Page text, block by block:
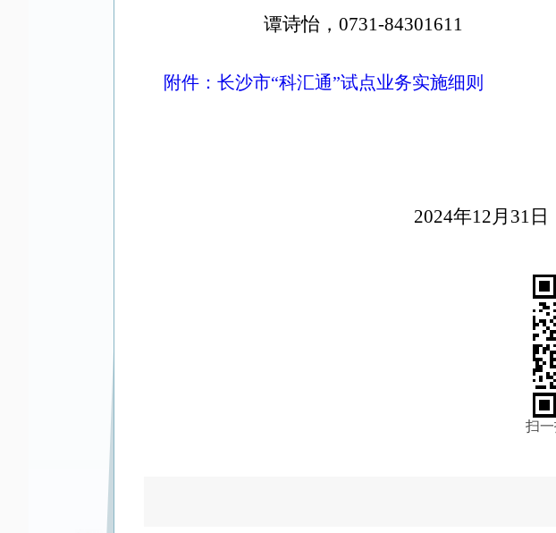
谭诗怡， 0731-84301611
附件：长沙市“科汇通”试点业务实施细则
2024年12月31日
扫